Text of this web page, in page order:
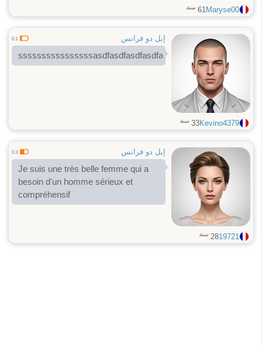
Maryse00
61 سنة
إيل دو فرانس 0.1
ssssssssssssssssasdfasdfasdfasdfasdfa
Kevino4379
33 سنة
إيل دو فرانس 0.3
Je suis une très belle femme qui a
besoin d'un homme sérieux et
compréhensif
19721
28 سنة